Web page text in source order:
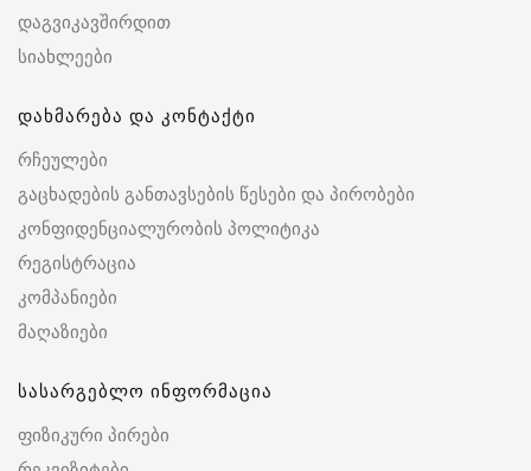
დაგვიკავშირდით
სიახლეები
დახმარება და კონტაქტი
რჩეულები
გაცხადების განთავსების წესები და პირობები
კონფიდენციალურობის პოლიტიკა
რეგისტრაცია
კომპანიები
მაღაზიები
სასარგებლო ინფორმაცია
ფიზიკური პირები